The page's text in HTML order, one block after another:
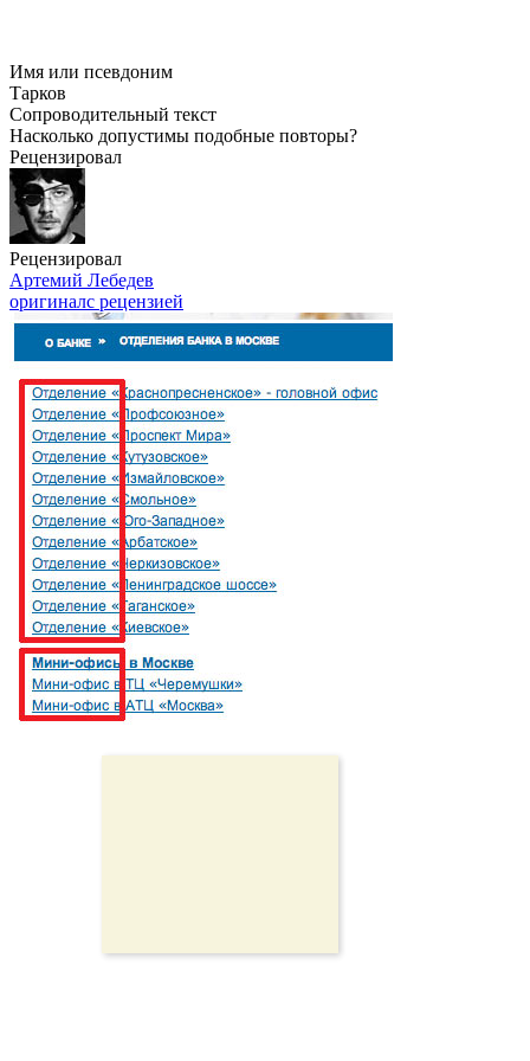
Имя или псевдоним
Тарков
Сопроводительный текст
Насколько допустимы подобные повторы?
Рецензировал
Рецензировал
Артемий Лебедев
оригиналс рецензией